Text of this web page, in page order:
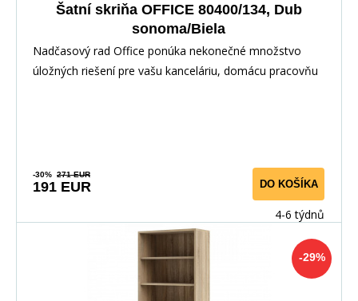
Šatní skriňa OFFICE 80400/134, Dub
sonoma/Biela
Nadčasový rad Office ponúka nekonečné množstvo
úložných riešení pre vašu kanceláriu, domácu pracovňu
-30% 271 EUR
191 EUR DO KOŠÍKA
4-6 týdnů
-29%